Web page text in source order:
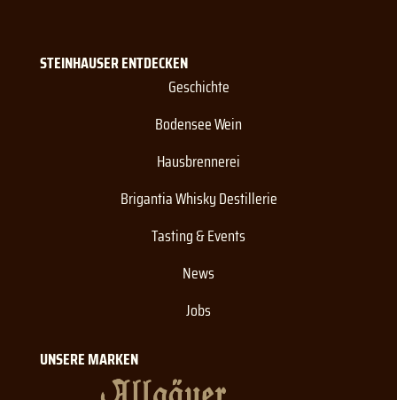
STEINHAUSER ENTDECKEN
Geschichte
Bodensee Wein
Hausbrennerei
Brigantia Whisky Destillerie
Tasting & Events
News
Jobs
UNSERE MARKEN